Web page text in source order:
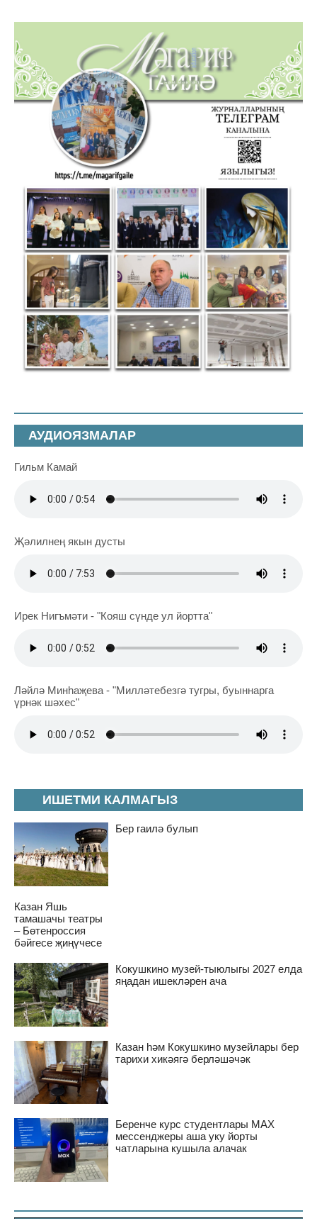
ИШЕТМИ КАЛМАГЫЗ
Бер гаилә булып
Казан Яшь
тамашачы театры
– Бөтенроссия
бәйгесе җиңүчесе
Кокушкино музей-тыюлыгы 2027 елда
яңадан ишекләрен ача
Казан һәм Кокушкино музейлары бер
тарихи хикәягә берләшәчәк
Беренче курс студентлары MAX
мессенджеры аша уку йорты
чатларына кушыла алачак
АУДИОЯЗМАЛАР
Гильм Камай
Җәлилнең якын дусты
Ирек Нигъмәти - "Кояш сүнде ул йортта"
Ләйлә Минһаҗева - "Милләтебезгә тугры, буыннарга
үрнәк шәхес"